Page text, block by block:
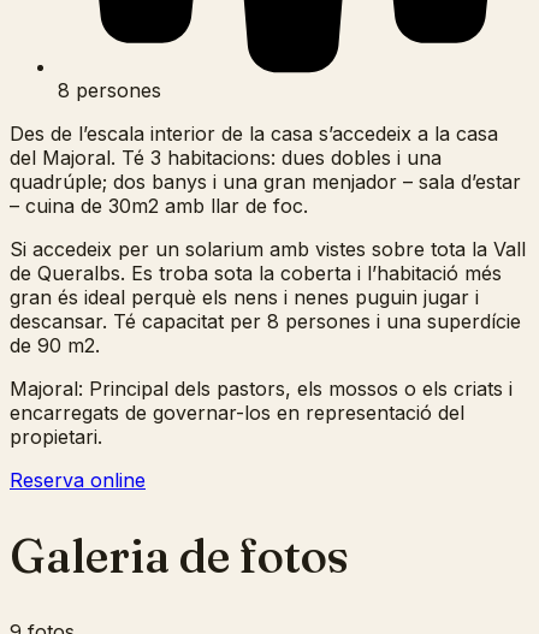
8 persones
Des de l’escala interior de la casa s’accedeix a la casa
del Majoral. Té 3 habitacions: dues dobles i una
quadrúple; dos banys i una gran menjador – sala d’estar
– cuina de 30m2 amb llar de foc.
Si accedeix per un solarium amb vistes sobre tota la Vall
de Queralbs. Es troba sota la coberta i l’habitació més
gran és ideal perquè els nens i nenes puguin jugar i
descansar. Té capacitat per 8 persones i una superdície
de 90 m2.
Majoral: Principal dels pastors, els mossos o els criats i
encarregats de governar-los en representació del
propietari.
Reserva online
Galeria de fotos